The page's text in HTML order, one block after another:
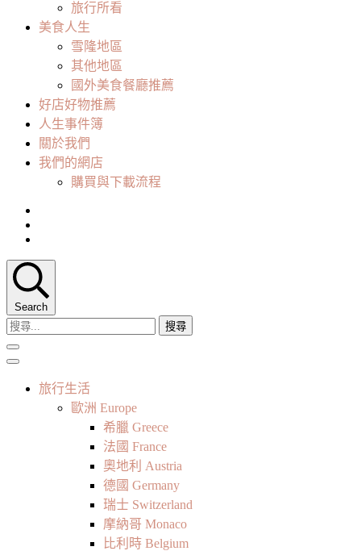
旅行所看
美食人生
雪隆地區
其他地區
國外美食餐廳推薦
好店好物推薦
人生事件簿
關於我們
我們的網店
購買與下載流程
Search
搜
尋
關
旅行生活
歐洲 Europe
希臘 Greece
法國 France
奧地利 Austria
德國 Germany
瑞士 Switzerland
摩納哥 Monaco
比利時 Belgium